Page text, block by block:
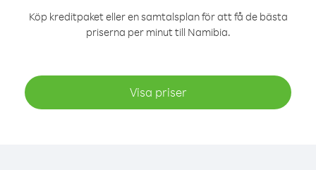
Köp kreditpaket eller en samtalsplan för att få de bästa
priserna per minut till Namibia.
Visa priser